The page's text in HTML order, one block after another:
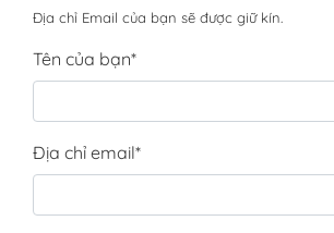
Địa chỉ Email của bạn sẽ được giữ kín.
Tên của bạn*
Địa chỉ email*